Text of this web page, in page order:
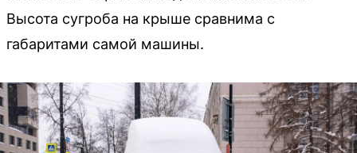
Высота сугроба на крыше сравнима с
габаритами самой машины.